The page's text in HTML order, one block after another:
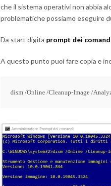
che il sistema operativi non abbia
problematiche possiamo eseguire
Da start digita prompt dei
A questo punto puoi fare copia e
dism /Online /Cleanup-Image /